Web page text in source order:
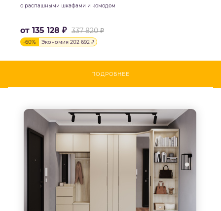
с распашными шкафами и комодом
от 135 128 ₽ 337 820 ₽
-60% Экономия 202 692 ₽
ПОДРОБНЕЕ